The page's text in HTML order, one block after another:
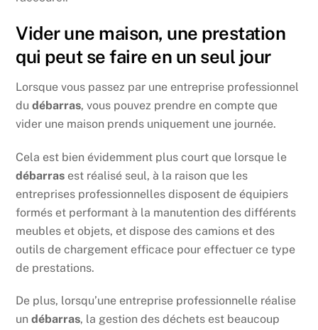
Vider une maison, une prestation
qui peut se faire en un seul jour
Lorsque vous passez par une entreprise professionnel
dudébarras, vous pouvez prendre en compte que
vider une maison prends uniquement une journée.
Cela est bien évidemment plus court que lorsque le
débarras est réalisé seul, à la raison que les
entreprises professionnelles disposent de équipiers
formés et performant à la manutention des différents
meubles et objets, et dispose des camions et des
outils de chargement efficace pour effectuer ce type
de prestations.
De plus, lorsqu’une entreprise professionnelle réalise
undébarras, la gestion des déchets est beaucoup